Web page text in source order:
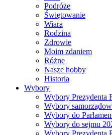
Podróże
Świętowanie
Wiara
Rodzina
Zdrowie
Moim zdaniem
Różne
Nasze hobby
Historia
Wybory
Wybory Prezydenta
Wybory
Wybory do
Wybory do sejmu
Wybory Prezydenta